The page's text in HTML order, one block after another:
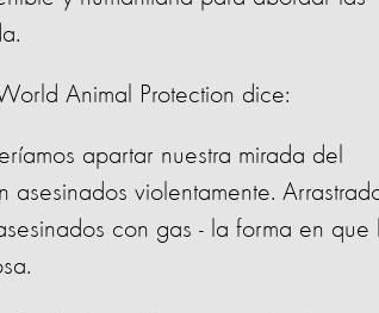
Animal Protection dice:
apartar nuestra mirada del
violentamente.
con gas - la forma en que